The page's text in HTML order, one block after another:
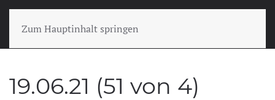
Zum Hauptinhalt springen
19.06.21 (51 von 4)